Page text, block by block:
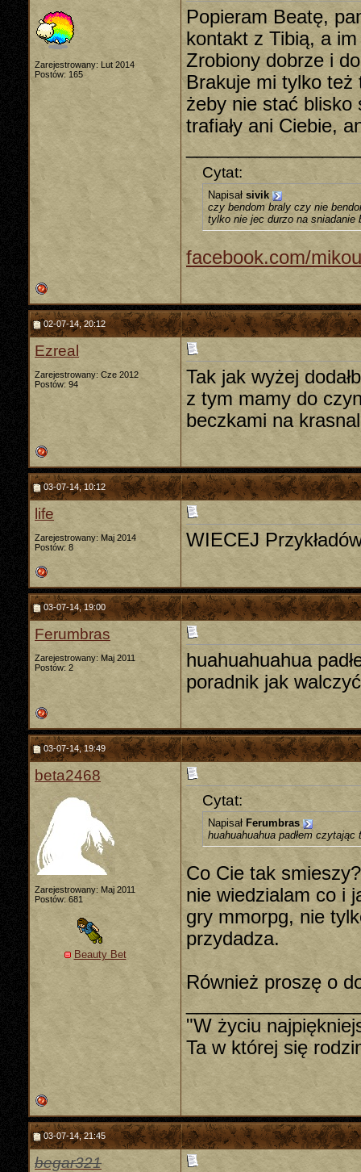
Zarejestrowany: Lut 2014
Postów: 165
Popieram Beatę,
kontakt z Tibią, a
Zrobiony dobrze i
Brakuje mi tylko
żeby nie stać blisko
trafiały ani Ciebie,
Cytat:
Napisał sivik
czy bendom braly czy nie
tylko nie jec durzo na sniadanie
facebook.com/
02-07-14, 20:12
Ezreal
Zarejestrowany: Cze 2012
Postów: 94
Tak jak wyżej
z tym mamy do
beczkami na
03-07-14, 10:12
life
Zarejestrowany: Maj 2014
Postów: 8
WIECEJ
03-07-14, 19:00
Ferumbras
Zarejestrowany: Maj 2011
Postów: 2
huahuahuahua
poradnik jak
03-07-14, 19:49
beta2468
Zarejestrowany: Maj 2011
Postów: 681
Beauty Bet
Cytat:
Napisał Ferumbras
huahuahuahua padłem
Co Cie tak
nie wiedzialam co i
gry mmorpg, nie
przydadza.
Również proszę o
"W życiu
Ta w której się
03-07-14, 21:45
begar321